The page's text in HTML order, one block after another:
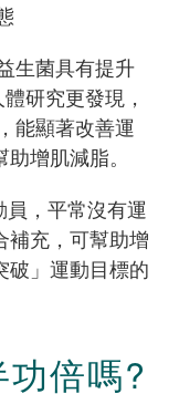
生菌具有提升
研究更發現，
能顯著改善運
增肌減脂。
，平常沒有運
補充，可幫助增
破」運動目標的
倍嗎?